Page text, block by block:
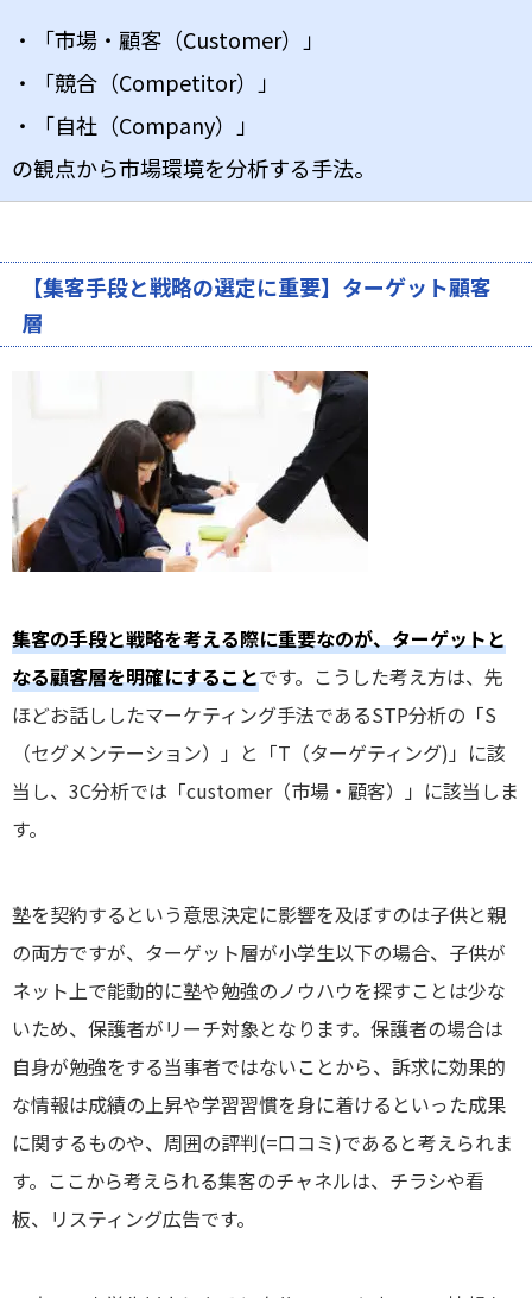
・「市場・顧客（Customer）」
・「競合（Competitor）」
・「自社（Company）」
の観点から市場環境を分析する手法。
【集客手段と戦略の選定に重要】ターゲット顧客
層
集客の手段と戦略を考える際に重要なのが、ターゲットと
なる顧客層を明確にすることです。こうした考え方は、先
ほどお話ししたマーケティング手法であるSTP分析の「S
（セグメンテーション）」と「T（ターゲティング)」に該
当し、3C分析では「customer（市場・顧客）」に該当しま
す。
塾を契約するという意思決定に影響を及ぼすのは子供と親
の両方ですが、ターゲット層が小学生以下の場合、子供が
ネット上で能動的に塾や勉強のノウハウを探すことは少な
いため、保護者がリーチ対象となります。保護者の場合は
自身が勉強をする当事者ではないことから、訴求に効果的
な情報は成績の上昇や学習習慣を身に着けるといった成果
に関するものや、周囲の評判(=口コミ)であると考えられま
す。ここから考えられる集客のチャネルは、チラシや看
板、リスティング広告です。